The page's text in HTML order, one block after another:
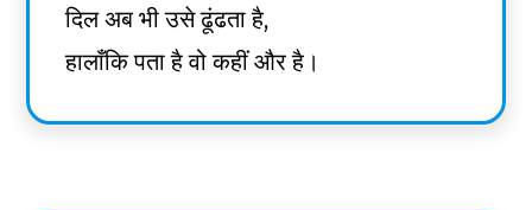
दिल अब भी उसे ढूंढता है,
हालाँकि पता है वो कहीं और है।